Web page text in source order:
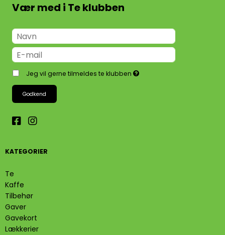
Vær med i Te klubben
Jeg vil gerne tilmeldes te klubben
Godkend
KATEGORIER
Te
Kaffe
Tilbehør
Gaver
Gavekort
Lækkerier